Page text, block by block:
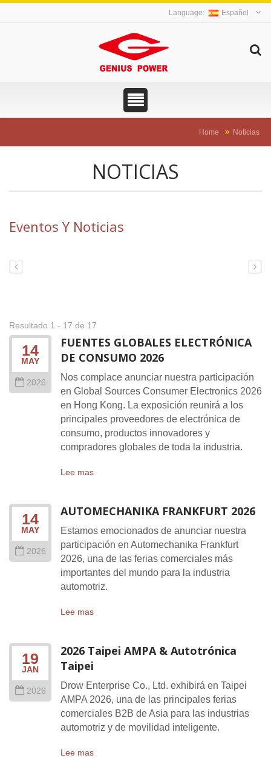
Español
Home Noticias
NOTICIAS
Eventos Y Noticias
Resultado 1 - 17 de 17
14
MAY
2026
FUENTES GLOBALES ELECTRÓNICA
DE CONSUMO 2026
Nos complace anunciar nuestra participación
en Global Sources Consumer Electronics 2026
en Hong Kong. La exposición reunirá a los
principales proveedores de electrónica de
consumo, productos innovadores y
compradores globales de toda la industria.
Lee mas
14
MAY
2026
AUTOMECHANIKA FRANKFURT 2026
Estamos emocionados de anunciar nuestra
participación en Automechanika Frankfurt
2026, una de las ferias comerciales más
importantes del mundo para la industria
automotriz.
Lee mas
19
JAN
2026
2026 Taipei AMPA & Autotrónica
Taipei
Drow Enterprise Co., Ltd. exhibirá en Taipei
AMPA 2026, una de las principales ferias
comerciales B2B de Asia para las industrias
automotriz y de movilidad inteligente.
Lee mas